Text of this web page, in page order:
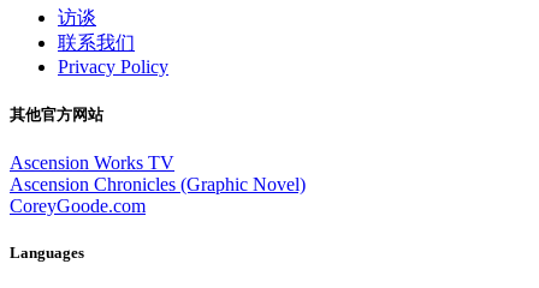
访谈
联系我们
Privacy Policy
其他官方网站
Ascension Works TV
Ascension Chronicles (Graphic Novel)
CoreyGoode.com
Languages